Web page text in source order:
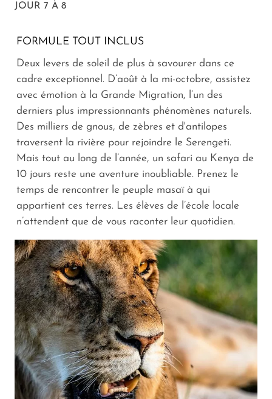
JOUR 7 À 8
FORMULE TOUT INCLUS
Deux levers de soleil de plus à savourer dans ce
cadre exceptionnel. D’août à la mi-octobre, assistez
avec émotion à la Grande Migration, l’un des
derniers plus impressionnants phénomènes naturels.
Des milliers de gnous, de zèbres et d'antilopes
traversent la rivière pour rejoindre le Serengeti.
Mais tout au long de l’année, un safari au Kenya de
10 jours reste une aventure inoubliable. Prenez le
temps de rencontrer le peuple masaï à qui
appartient ces terres. Les élèves de l’école locale
n’attendent que de vous raconter leur quotidien.